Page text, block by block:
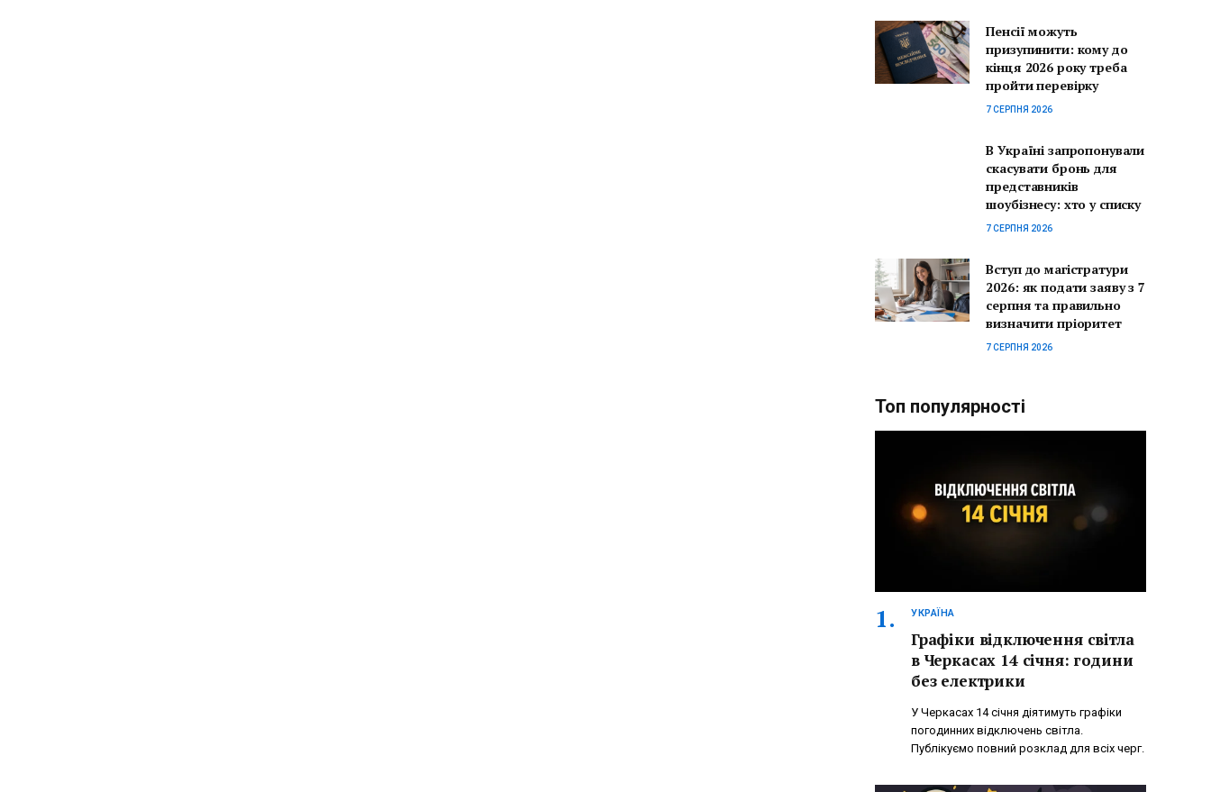
Пенсії можуть
призупинити: кому до
кінця 2026 року треба
пройти перевірку
7 СЕРПНЯ 2026
В Україні запропонували
скасувати бронь для
представників
шоубізнесу: хто у списку
7 СЕРПНЯ 2026
Вступ до магістратури
2026: як подати заяву з 7
серпня та правильно
визначити пріоритет
7 СЕРПНЯ 2026
Топ популярності
УКРАЇНА
Графіки відключення світла
в Черкасах 14 січня: години
без електрики
У Черкасах 14 січня діятимуть графіки
погодинних відключень світла.
Публікуємо повний розклад для всіх черг.